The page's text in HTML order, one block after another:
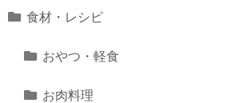
食材・レシピ
おやつ・軽食
お肉料理